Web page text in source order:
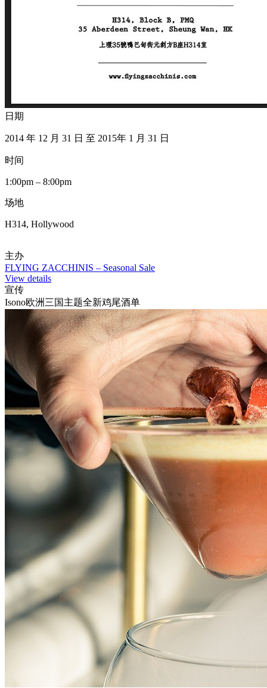
日期
2014 年 12 月 31 日 至 2015年 1 月 31 日
时间
1:00pm – 8:00pm
场地
H314, Hollywood
主办
FLYING ZACCHINIS – Seasonal Sale
View details
宣传
Isono欧洲三国主题全新鸡尾酒单